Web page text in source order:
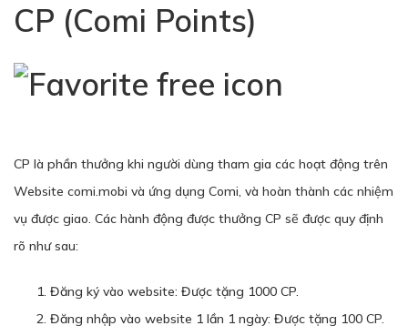
CP (Comi Points)
CP là phần thưởng khi người dùng tham gia các hoạt động trên
Website comi.mobi và ứng dụng Comi, và hoàn thành các nhiệm
vụ được giao. Các hành động được thưởng CP sẽ được quy định
rõ như sau:
Đăng ký vào website: Được tặng 1000 CP.
Đăng nhập vào website 1 lần 1 ngày: Được tặng 100 CP.